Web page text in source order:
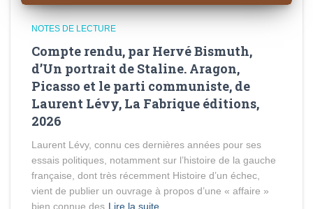
NOTES DE LECTURE
Compte rendu, par Hervé Bismuth,
d’Un portrait de Staline. Aragon,
Picasso et le parti communiste, de
Laurent Lévy, La Fabrique éditions,
2026
Laurent Lévy, connu ces dernières années pour ses
essais politiques, notamment sur l’histoire de la gauche
française, dont très récemment Histoire d’un échec,
vient de publier un ouvrage à propos d’une « affaire »
bien connue des Lire la suite